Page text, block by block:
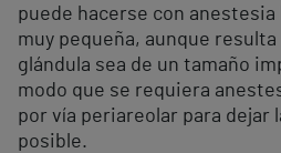
puede hacerse con anestesia
muy pequeña, aunque
glándula sea de un tamaño
modo que se requiera
por vía periareolar para dejar
posible.